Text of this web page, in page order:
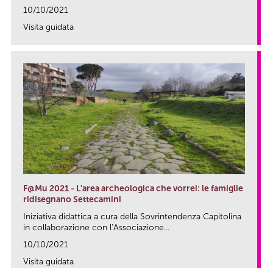
10/10/2021
Visita guidata
F@Mu 2021 - L'area archeologica che vorrei: le famiglie
ridisegnano Settecamini
Iniziativa didattica a cura della Sovrintendenza Capitolina
in collaborazione con l’Associazione...
10/10/2021
Visita guidata